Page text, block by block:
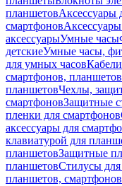
планшетовАксессуары
смартфонов
аксессуарыУмные часы
детскиеУмные часы,
для умных часов
смартфонов, планшетов
планшетовЧехлы,
смартфоновЗащитные
пленки для смартфонов
аксессуары для
клавиатурой для
планшетовЗащитные
планшетовСтилусы
планшетов, смартфонов